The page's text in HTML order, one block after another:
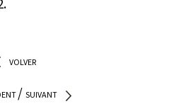
VOLVER
/ SUIVANT